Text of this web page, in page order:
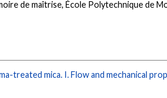
de maîtrise, École Polytechnique de
treated mica. I. Flow and mechanical